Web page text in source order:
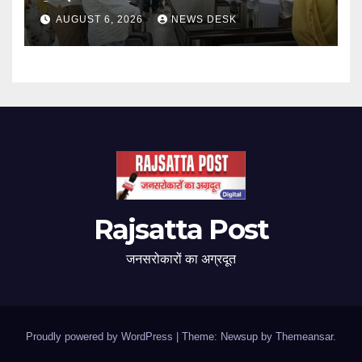
निष्पक्ष जांच की मांग
AUGUST 6, 2026 NEWS DESK
Rajsatta Post
जनसरोकारों का अग्रदूत
Proudly powered by WordPress Theme: Newsup by Themeansar.